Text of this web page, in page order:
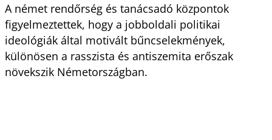
A német rendőrség és tanácsadó központok
figyelmeztettek, hogy a jobboldali politikai
ideológiák által motivált bűncselekmények,
különösen a rasszista és antiszemita erőszak
növekszik Németországban.